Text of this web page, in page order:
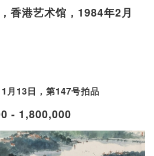
香港艺术馆，1984年2月
月13日，第147号拍品
- 1,800,000